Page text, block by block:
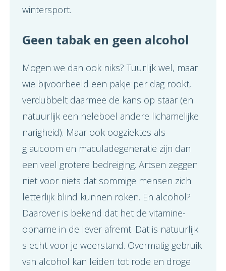
wintersport.
Geen tabak en geen alcohol
Mogen we dan ook niks? Tuurlijk wel, maar
wie bijvoorbeeld een pakje per dag rookt,
verdubbelt daarmee de kans op staar (en
natuurlijk een heleboel andere lichamelijke
narigheid). Maar ook oogziektes als
glaucoom en maculadegeneratie zijn dan
een veel grotere bedreiging. Artsen zeggen
niet voor niets dat sommige mensen zich
letterlijk blind kunnen roken. En alcohol?
Daarover is bekend dat het de vitamine-
opname in de lever afremt. Dat is natuurlijk
slecht voor je weerstand. Overmatig gebruik
van alcohol kan leiden tot rode en droge